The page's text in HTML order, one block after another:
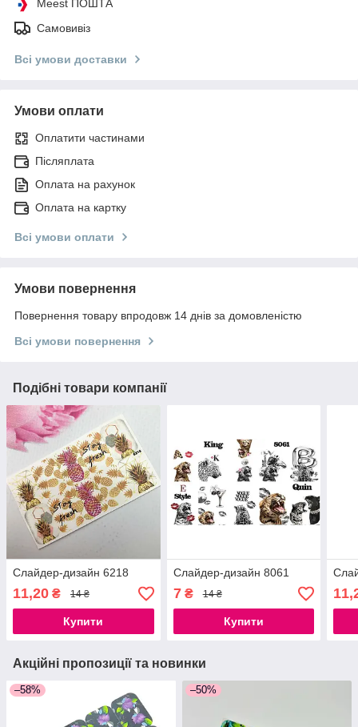
Meest ПОШТА
Самовивіз
Всі умови доставки
Умови оплати
Оплатити частинами
Післяплата
Оплата на рахунок
Оплата на картку
Всі умови оплати
Умови повернення
Повернення товару впродовж 14 днів за домовленістю
Всі умови повернення
Подібні товари компанії
Слайдер-дизайн 6218
11,20 ₴ 14 ₴
Купити
Слайдер-дизайн 8061
7₴ 14 ₴
Купити
Акційні пропозиції та новинки
–58% –50%